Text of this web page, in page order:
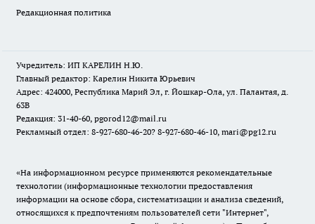
Редакционная политика
Учредитель: ИП КАРЕЛИН Н.Ю.
Главный редактор: Карелин Никита Юрьевич
Адрес: 424000, Республика Марий Эл, г. Йошкар-Ола, ул. Палантая, д.
63В
Редакция: 31-40-60, pgorod12@mail.ru
Рекламный отдел: 8-927-680-46-20? 8-927-680-46-10, mari@pg12.ru
«На информационном ресурсе применяются рекомендательные
технологии (информационные технологии предоставления
информации на основе сбора, систематизации и анализа сведений,
относящихся к предпочтениям пользователей сети "Интернет",